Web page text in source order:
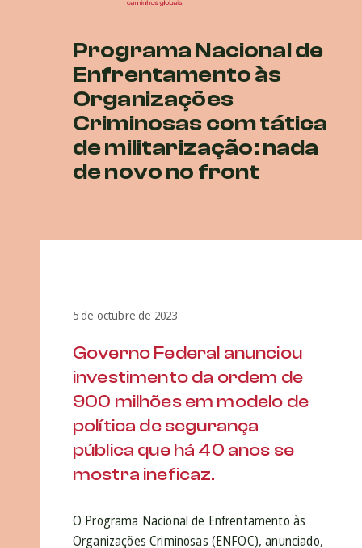
Programa Nacional de
Enfrentamento às
Organizações
Criminosas com tática
de militarização: nada
de novo no front
5 de octubre de 2023
Governo Federal anunciou
investimento da ordem de
900 milhões em modelo de
política de segurança
pública que há 40 anos se
mostra ineficaz.
O Programa Nacional de Enfrentamento às
Organizações Criminosas (ENFOC), anunciado,